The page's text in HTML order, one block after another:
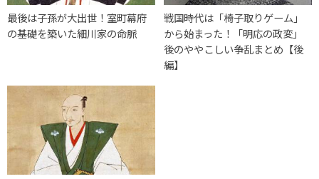
最後は子孫が大出世！室町幕府
の基礎を築いた細川家の命脈
戦国時代は「椅子取りゲーム」
から始まった！「明応の政変」
後のややこしい争乱まとめ【後
編】